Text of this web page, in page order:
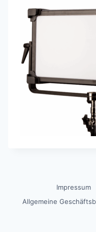
Impressum
Allgemeine